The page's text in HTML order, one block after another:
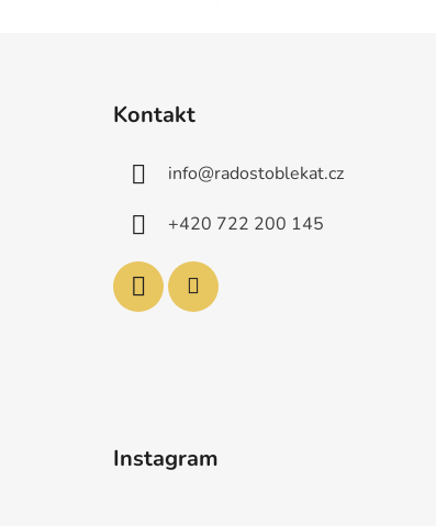
Kontakt
info@radostoblekat.cz
+420 722 200 145
Instagram